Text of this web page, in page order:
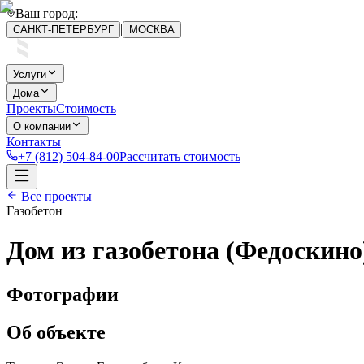
Ваш город:
САНКТ-ПЕТЕРБУРГ | МОСКВА
Услуги
Дома
ПроектыСтоимость
О компании
Контакты
+7 (812) 504-84-00Рассчитать стоимость
Все проекты
Газобетон
Дом из газобетона
Фотографии
Об объекте